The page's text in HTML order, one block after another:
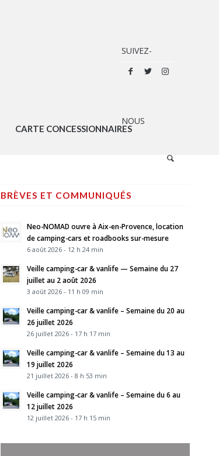
CARTE CONCESSIONNAIRES
BRÈVES ET COMMUNIQUÉS
Neo-NOMAD ouvre à Aix-en-Provence, location
de camping-cars et roadbooks sur-mesure
6 août 2026 - 12 h 24 min
Veille camping-car & vanlife — Semaine du 27
juillet au 2 août 2026
3 août 2026 - 11 h 09 min
Veille camping-car & vanlife – Semaine du 20 au
26 juillet 2026
26 juillet 2026 - 17 h 17 min
Veille camping-car & vanlife – Semaine du 13 au
19 juillet 2026
21 juillet 2026 - 8 h 53 min
Veille camping-car & vanlife – Semaine du 6 au
12 juillet 2026
12 juillet 2026 - 17 h 15 min